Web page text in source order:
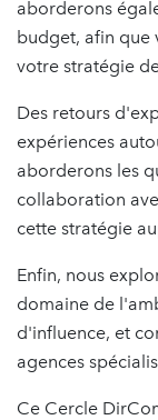
aborderons
budget, afin que
votre stratégie
Des retours
expériences
aborderons les
collaboration
cette stratégie
Enfin, nous
domaine de
d'influence, et
agences
Ce Cercle